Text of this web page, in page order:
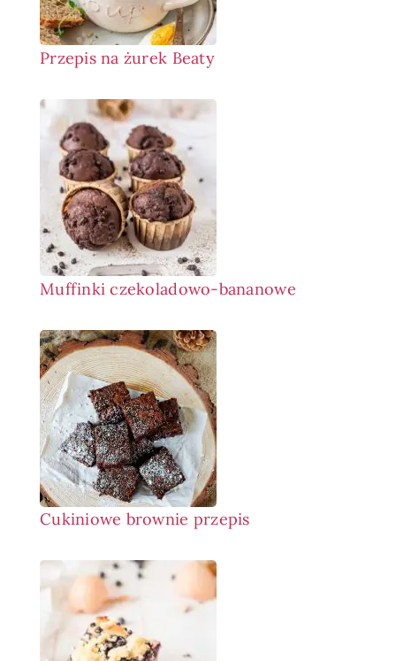
Przepis na żurek Beaty
Muffinki czekoladowo-bananowe
Cukiniowe brownie przepis